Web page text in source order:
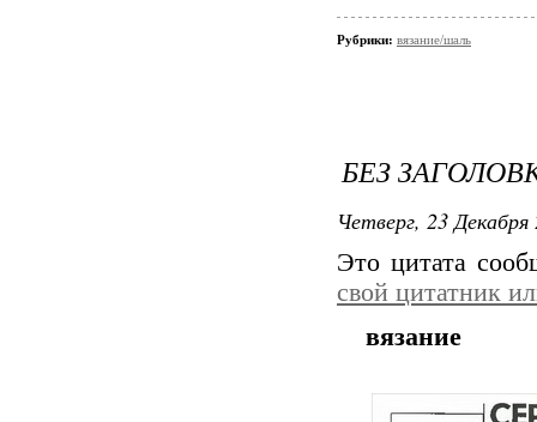
Рубрики: вязание/шаль
БЕЗ
Четверг, 23
Это цитата
свой цитатник
вязание